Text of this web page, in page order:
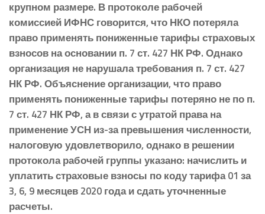
крупном размере. В протоколе рабочей
комиссией ИФНС говорится, что НКО потеряла
право применять пониженные тарифы страховых
взносов на основании п. 7 ст. 427 НК РФ. Однако
организация не нарушала требования п. 7 ст. 427
НК РФ. Объяснение организации, что право
применять пониженные тарифы потеряно не по п.
7 ст. 427 НК РФ, а в связи с утратой права на
применение УСН из-за превышения численности,
налоговую удовлетворило, однако в решении
протокола рабочей группы указано: начислить и
уплатить страховые взносы по коду тарифа 01 за
3, 6, 9 месяцев 2020 года и сдать уточненные
расчеты.